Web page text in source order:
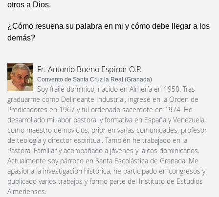
otros a Dios.
¿Cómo resuena su palabra en mi y cómo debe llegar a los
demás?
Fr. Antonio Bueno Espinar O.P.
Convento de Santa Cruz la Real (Granada)
Soy fraile dominico, nacido en Almería en 1950. Tras
graduarme como Delineante Industrial, ingresé en la Orden de
Predicadores en 1967 y fui ordenado sacerdote en 1974. He
desarrollado mi labor pastoral y formativa en España y Venezuela,
como maestro de novicios, prior en varias comunidades, profesor
de teología y director espiritual. También he trabajado en la
Pastoral Familiar y acompañado a jóvenes y laicos dominicanos.
Actualmente soy párroco en Santa Escolástica de Granada. Me
apasiona la investigación histórica, he participado en congresos y
publicado varios trabajos y formo parte del Instituto de Estudios
Almerienses.